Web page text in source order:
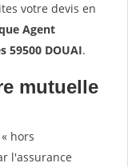
votre devis en
Agent
59500 DOUAI.
mutuelle
hors
l'assurance